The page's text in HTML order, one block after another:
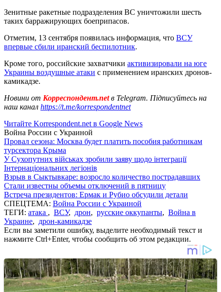
Зенитные ракетные подразделения ВС уничтожили шесть
таких барражирующих боеприпасов.
Отметим, 13 сентября появилась информация, что ВСУ
впервые сбили иранский беспилотник.
Кроме того, российские захватчики активизировали на юге
Украины воздушные атаки с применением иранских дронов-
камикадзе.
Новини от Корреспондент.netв Telegram. Підписуйтесь на
наш канал https://t.me/korrespondentnet
Читайте Korrespondent.net в Google News
Война России с Украиной
Провал сезона: Москва будет платить пособия работникам
турсектора Крыма
У Сухопутних військах зробили заяву щодо інтеграції
Інтернаціональних легіонів
Взрыв в Сыктывкаре: возросло количество пострадавших
Стали известны объемы отключений в пятницу
Встреча президентов: Ермак и Рубио обсудили детали
СПЕЦТЕМА: Война России с Украиной
ТЕГИ: атака , ВСУ, дрон, русские оккупанты, Война в
Украине, дрон-камикадзе
Если вы заметили ошибку, выделите необходимый текст и
нажмите Ctrl+Enter, чтобы сообщить об этом редакции.